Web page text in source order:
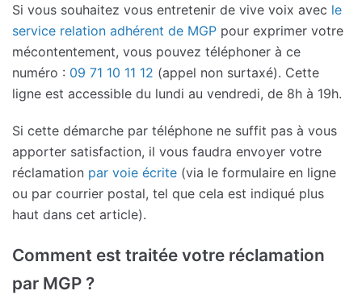
Si vous souhaitez vous entretenir de vive voix avec le
service relation adhérent de MGP pour exprimer votre
mécontentement, vous pouvez téléphoner à ce
numéro : 09 71 10 11 12 (appel non surtaxé). Cette
ligne est accessible du lundi au vendredi, de 8h à 19h.
Si cette démarche par téléphone ne suffit pas à vous
apporter satisfaction, il vous faudra envoyer votre
réclamation par voie écrite (via le formulaire en ligne
ou par courrier postal, tel que cela est indiqué plus
haut dans cet article).
Comment est traitée votre réclamation
par MGP ?